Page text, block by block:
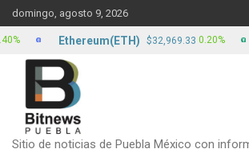
Skip
to
content
domingo, agosto 9, 2026
Sitio de noticias de Puebla México con
Ethereum(ETH) $32,969.33 0.20%